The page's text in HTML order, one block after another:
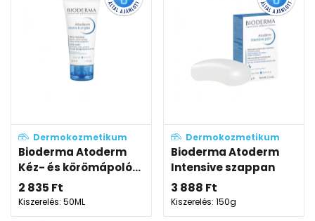
Dermokozmetikum
Bioderma Atoderm
Kéz- és körömápoló...
2 835 Ft
Kiszerelés: 50ML
Dermokozmetikum
Bioderma Atoderm
Intensive szappan
3 888 Ft
Kiszerelés: 150g